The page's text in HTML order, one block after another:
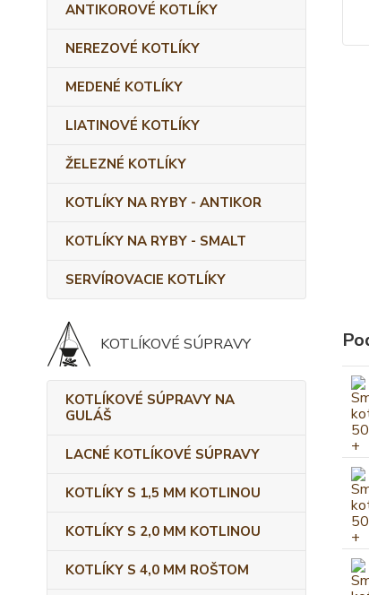
ANTIKOROVÉ KOTLÍKY
NEREZOVÉ KOTLÍKY
MEDENÉ KOTLÍKY
LIATINOVÉ KOTLÍKY
ŽELEZNÉ KOTLÍKY
KOTLÍKY NA RYBY - ANTIKOR
KOTLÍKY NA RYBY - SMALT
SERVÍROVACIE KOTLÍKY
KOTLÍKOVÉ SÚPRAVY
KOTLÍKOVÉ SÚPRAVY NA
GULÁŠ
LACNÉ KOTLÍKOVÉ SÚPRAVY
KOTLÍKY S 1,5 MM KOTLINOU
KOTLÍKY S 2,0 MM KOTLINOU
KOTLÍKY S 4,0 MM ROŠTOM